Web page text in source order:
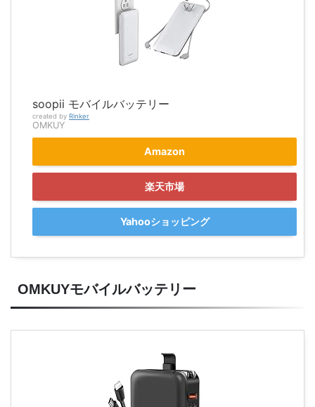
soopii モバイルバッテリー
created by Rinker
OMKUY
Amazon
楽天市場
Yahooショッピング
OMKUYモバイルバッテリー